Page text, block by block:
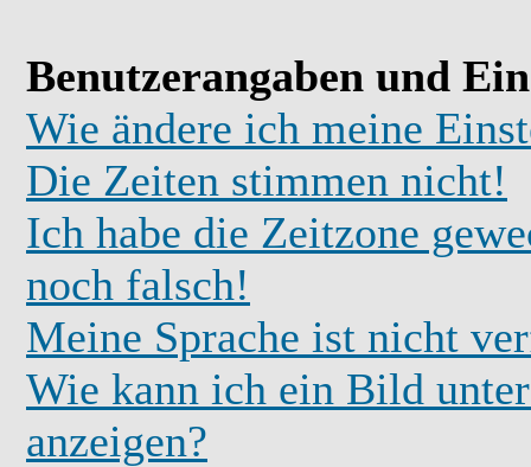
Benutzerangaben und
Wie ändere ich meine
Die Zeiten stimmen nicht!
Ich habe die Zeitzone
noch falsch!
Meine Sprache ist nicht
Wie kann ich ein Bild
anzeigen?